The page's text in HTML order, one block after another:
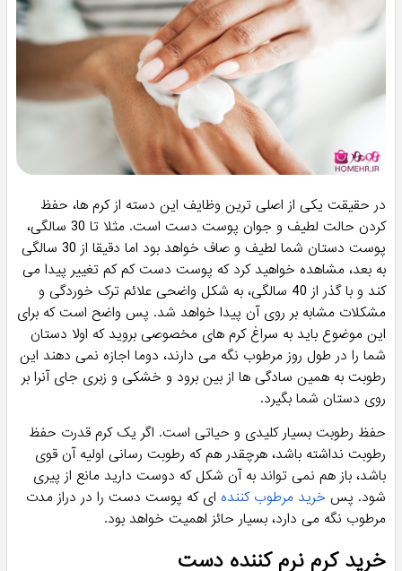
در حقیقت یکی از اصلی ترین وظایف این دسته از کرم ها، حفظ
کردن حالت لطیف و جوان پوست دست است. مثلا تا 30 سالگی،
پوست دستان شما لطیف و صاف خواهد بود اما دقیقا از 30 سالگی
به بعد، مشاهده خواهید کرد که پوست دست کم کم تغییر پیدا می
کند و با گذر از 40 سالگی، به شکل واضحی علائم ترک خوردگی و
مشکلات مشابه بر روی آن پیدا خواهد شد. پس واضح است که برای
این موضوع باید به سراغ کرم های مخصوصی بروید که اولا دستان
شما را در طول روز مرطوب نگه می دارند، دوما اجازه نمی دهند این
رطوبت به همین سادگی ها از بین برود و خشکی و زبری جای آنرا بر
روی دستان شما بگیرد.
حفظ رطوبت بسیار کلیدی و حیاتی است. اگر یک کرم قدرت حفظ
رطوبت نداشته باشد، هرچقدر هم که رطوبت رسانی اولیه آن قوی
باشد، باز هم نمی تواند به آن شکل که دوست دارید مانع از پیری
شود. پس خرید مرطوب کننده ای که پوست دست را در دراز مدت
مرطوب نگه می دارد، بسیار حائز اهمیت خواهد بود.
خرید کرم نرم کننده دست